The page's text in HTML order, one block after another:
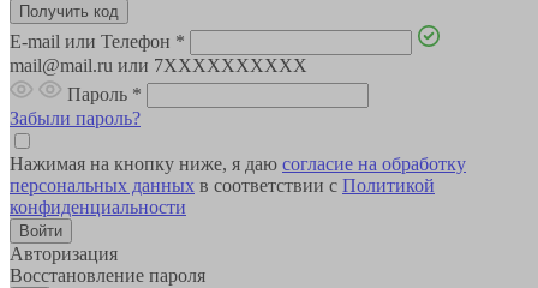
E-mail или Телефон *
mail@mail.ru или 7XXXXXXXXXX
Пароль *
Забыли пароль?
Нажимая на кнопку ниже, я даю согласие на обработку
персональных данных в соответствии с Политикой
конфиденциальности
Авторизация
Восстановление пароля